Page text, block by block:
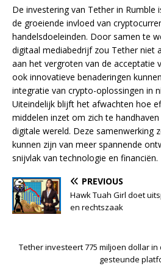
De investering van Tether in Rumble
de groeiende invloed van
handelsdoeleinden. Door samen te
digitaal mediabedrijf zou Tether niet
aan het vergroten van de acceptatie
ook innovatieve benaderingen
integratie van crypto-oplossingen in
Uiteindelijk blijft het afwachten hoe
middelen inzet om zich te
digitale wereld. Deze samenwerking
kunnen zijn van meer spannende
snijvlak van technologie en financiën.
PREVIOUS
Hawk Tuah Girl doet
en rechtszaak
Tether investeert 775 miljoen dollar in
gesteunde